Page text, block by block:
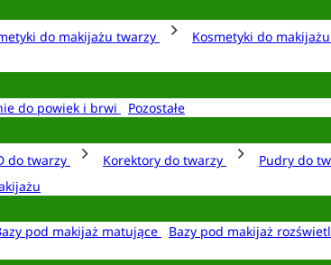
do makijażu twarzy Kosmetyki do
do powiek i brwi
Pozostałe
do twarzy Korektory do twarzy Pudry do
pod makijaż matujące Bazy pod makijaż